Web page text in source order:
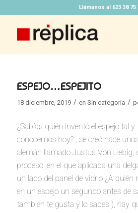
Llámanos al 623 38 75
ESPEJO…ESPEJITO
18 diciembre, 2019 / en Sin categoría /
¿Sabías quién inventó el espejo tal
conocemos hoy? , se creó hace
alemán llamado Justus Von Liebig,
proceso ,en el que aplicaba una
un lado del panel de vidrio ¿A quién
en un espejo un segundo antes de
también te gusta y lo sabes ), hay